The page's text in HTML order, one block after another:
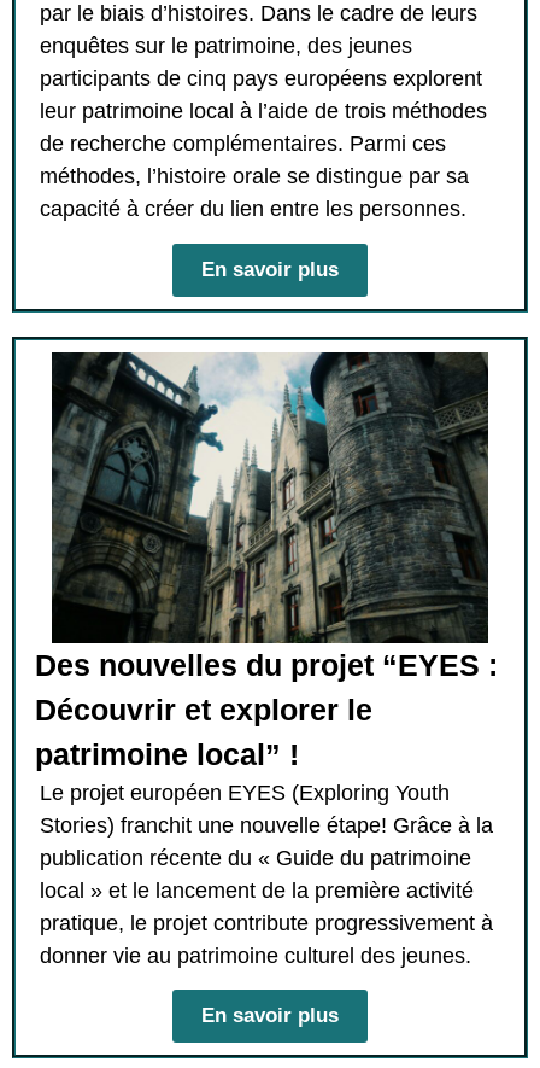
par le biais d’histoires. Dans le cadre de leurs
enquêtes sur le patrimoine, des jeunes
participants de cinq pays européens explorent
leur patrimoine local à l’aide de trois méthodes
de recherche complémentaires. Parmi ces
méthodes, l’histoire orale se distingue par sa
capacité à créer du lien entre les personnes.
En savoir plus
Des nouvelles du projet “EYES :
Découvrir et explorer le
patrimoine local” !
Le projet européen EYES (Exploring Youth
Stories) franchit une nouvelle étape! Grâce à la
publication récente du « Guide du patrimoine
local » et le lancement de la première activité
pratique, le projet contribute progressivement à
donner vie au patrimoine culturel des jeunes.
En savoir plus